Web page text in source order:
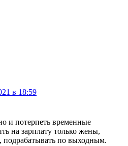
в 18:59
и потерпеть временные
на зарплату только жены,
подрабатывать по выходным.